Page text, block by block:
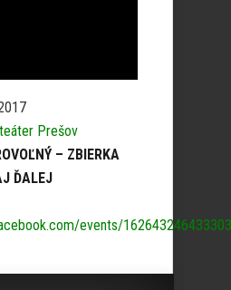
Prešov
– ZBIERKA
ĎALEJ
events/